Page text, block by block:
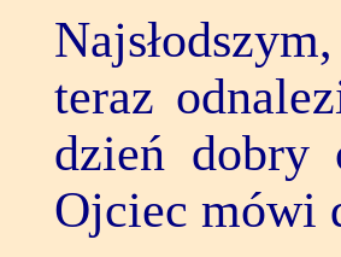
teraz
dzień dobry
Ojciec mówi